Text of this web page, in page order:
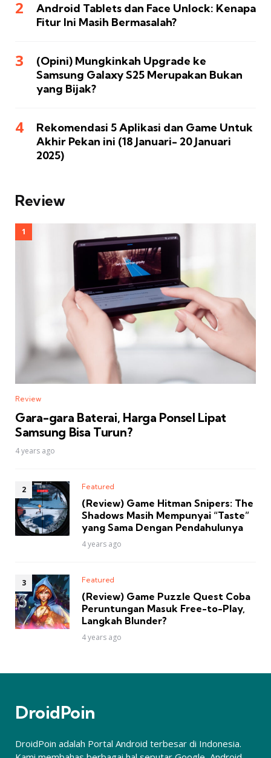
Android Tablets dan Face Unlock: Kenapa
Fitur Ini Masih Bermasalah?
(Opini) Mungkinkah Upgrade ke
Samsung Galaxy S25 Merupakan Bukan
yang Bijak?
Rekomendasi 5 Aplikasi dan Game Untuk
Akhir Pekan ini (18 Januari- 20 Januari
2025)
Review
Review
Gara-gara Baterai, Harga Ponsel Lipat
Samsung Bisa Turun?
4 years ago
Featured
(Review) Game Hitman Snipers: The
Shadows Masih Mempunyai “Taste”
yang Sama Dengan Pendahulunya
4 years ago
Featured
(Review) Game Puzzle Quest Coba
Peruntungan Masuk Free-to-Play,
Langkah Blunder?
4 years ago
DroidPoin
DroidPoin adalah Portal Android terbesar di Indonesia.